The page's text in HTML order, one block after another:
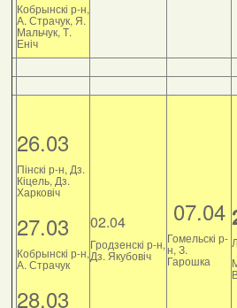
Кобрынскі р-н,
А. Страчук, Я.
Мальчук, Т.
Еніч
26.03
Пінскі р-н, Дз.
Кіцель, Дз.
Харковіч
27.03
Кобрынскі р-н,
А. Страчук
28.03
02.04
Гродзенскі р-н,
Дз. Якубовіч
07.04
Гомельскі р-
н, З.
Гарошка